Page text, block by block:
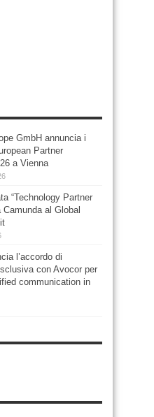
GmbH annuncia i
Partner
a Vienna
“Technology Partner
Camunda al Global
l’accordo di
con Avocor per
communication in